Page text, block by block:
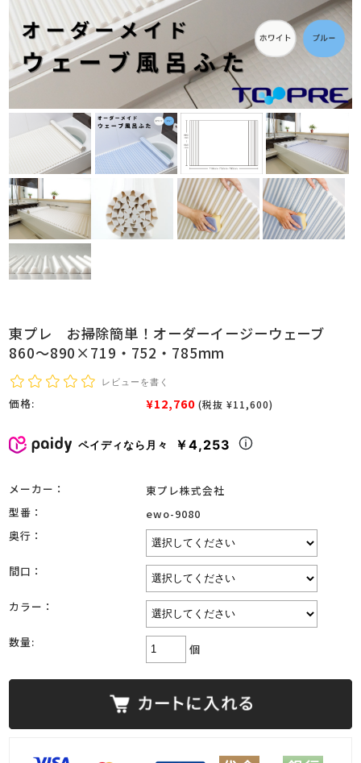
東プレ お掃除簡単！オーダーイージーウェーブ
860～890×719・752・785mm
レビューを書く
価格: ¥12,760 (税抜 ¥11,600)
ペイディなら月々 ￥4,253
メーカー：
東プレ株式会社
型番：
ewo-9080
奥行：
間口：
カラー：
数量: 個